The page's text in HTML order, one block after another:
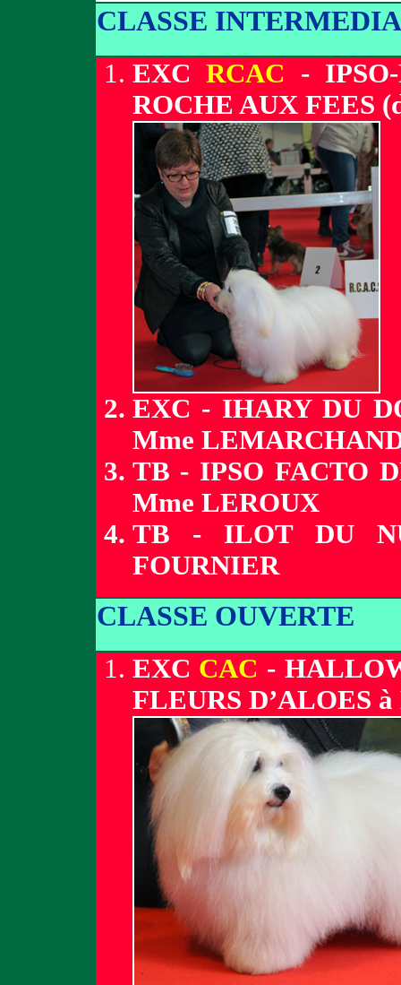
CLASSE
EXCRCAC -
ROCHE AUX FEES
EXC - IHARY DU
Mme
TB - IPSO FACTO
Mme LEROUX
TB - ILOT DU
FOURNIER
CLASSE OUVERTE
EXC CAC -
FLEURS D’ALOES